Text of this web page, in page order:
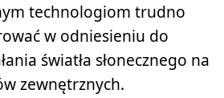
technologiom trudno
w odniesieniu do
światła słonecznego na
zewnętrznych.